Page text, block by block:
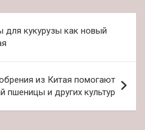
для кукурузы как новый
из Китая помогают
пшеницы и других культур